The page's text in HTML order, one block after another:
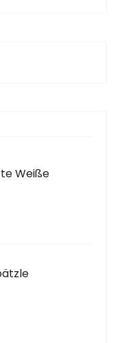
Weiße